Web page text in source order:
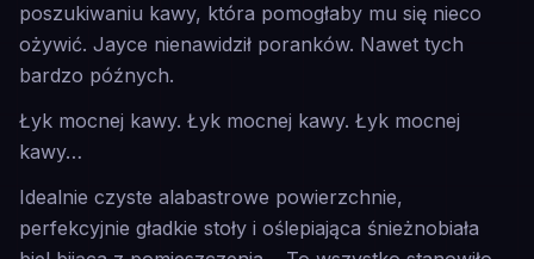
poszukiwaniu kawy, która pomogłaby mu się nieco
ożywić. Jayce nienawidził poranków. Nawet tych
bardzo późnych.
Łyk mocnej kawy. Łyk mocnej kawy. Łyk mocnej
kawy…
Idealnie czyste alabastrowe powierzchnie,
perfekcyjnie gładkie stoły i oślepiająca śnieżnobiała